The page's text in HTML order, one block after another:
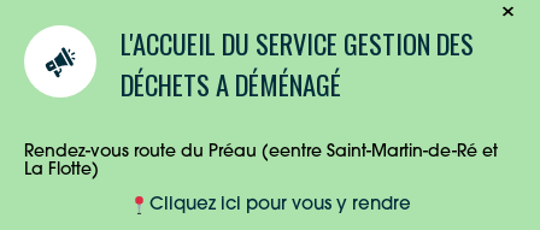
L'ACCUEIL DU SERVICE GESTION DES
DÉCHETS A DÉMÉNAGÉ
Rendez-vous route du Préau (eentre Saint-Martin-de-Ré et
La Flotte)
Cliquez ici pour vous y rendre
ENTREPRISES